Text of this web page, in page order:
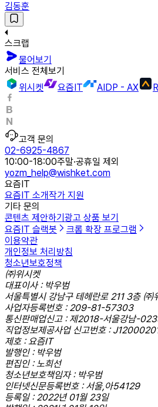
김동훈
스크랩
물어보기
서비스 전체보기
위시켓
요즘IT AIDP - AX
고객 문의
02-6925-4867
10:00-18:00주말·공휴일 제외
yozm_help@wishket.com
요즘IT
요즘IT 소개작가 지원
기타 문의
콘텐츠 제안하기 광고 상품 보기
요즘IT 슬랙봇
크롬 확장 프로그램
이용약관
개인정보 처리방침
청소년보호정책
㈜위시켓
대표이사 : 박우범
서울특별시 강남구 테헤란로 211 3층 ㈜
사업자등록번호 : 209-81-57303
통신판매업신고 : 제2018-서울강남-
직업정보제공사업 신고번호 :
제호 : 요즘IT
발행인 : 박우범
편집인 : 노희선
청소년보호책임자 : 박우범
인터넷신문등록번호 : 서울,아54129
등록일 : 2022년 01월 23일